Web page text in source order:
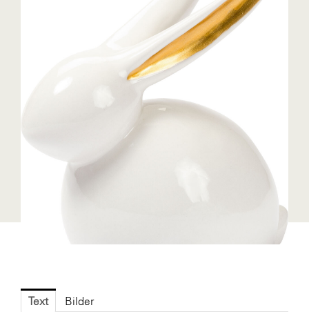
Designer Outlets Parndorf und Salzburg
FG UBIT Salzburg
foodaffairs
GBV - Verband gemeinnütziger
Text Bilder